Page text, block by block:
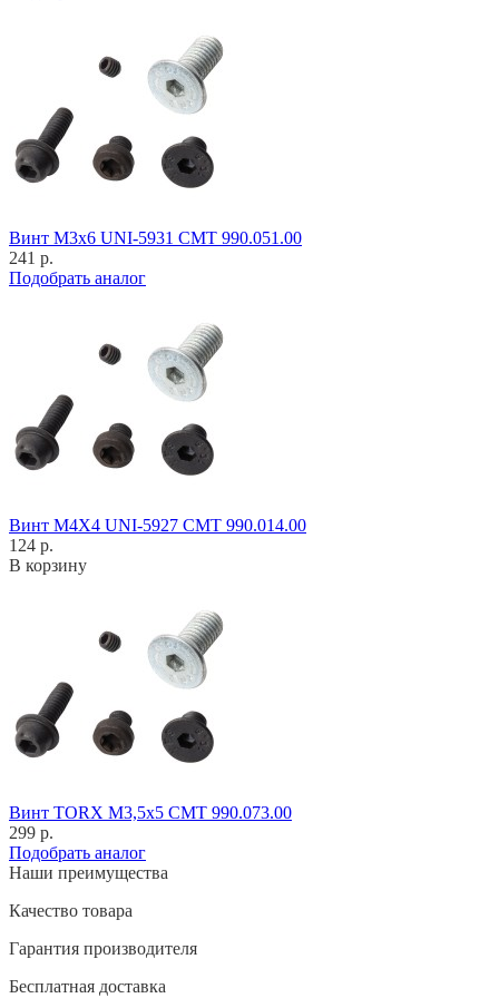
Винт M3x6 UNI-5931 CMT 990.051.00
241 р.
Подобрать аналог
Винт M4X4 UNI-5927 CMT 990.014.00
124 р.
В корзину
Винт TORX M3,5x5 CMT 990.073.00
299 р.
Подобрать аналог
Наши преимущества
Качество товара
Гарантия производителя
Бесплатная доставка